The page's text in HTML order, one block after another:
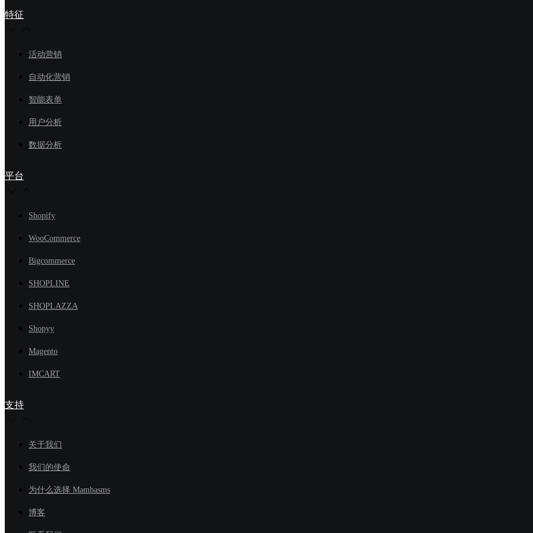
特征
活动营销
自动化营销
智能表单
用户分析
数据分析
平台
Shopify
WooCommerce
Bigcommerce
SHOPLINE
SHOPLAZZA
Shopyy
Magento
IMCART
支持
关于我们
我们的使命
为什么选择 Mambasms
博客